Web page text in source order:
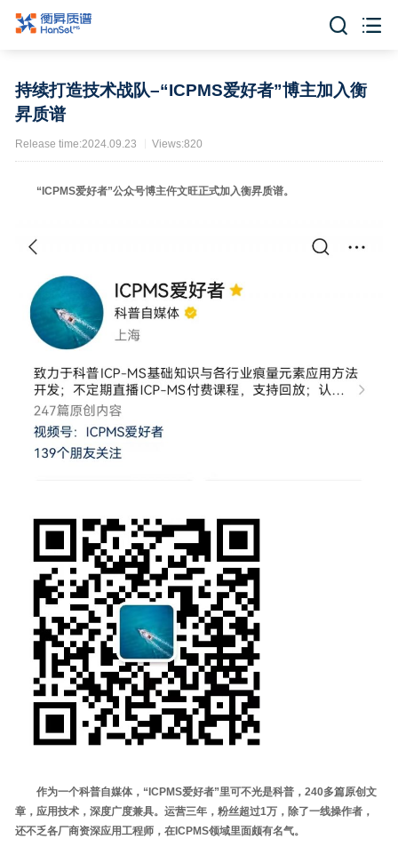
 
持续打造技术战队–“ICPMS爱好者”博主加入衡
昇质谱
Release time:2024.09.23 Views:820
“ICPMS爱好者”公众号博主仵文旺正式加入衡昇质谱。
作为一个科普自媒体，“ICPMS爱好者”里可不光是科普，240多篇原创文
章，应用技术，深度广度兼具。运营三年，粉丝超过1万，除了一线操作者，
还不乏各厂商资深应用工程师，在ICPMS领域里面颇有名气。